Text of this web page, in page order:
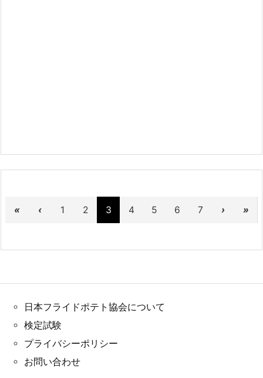
« ‹ 1 2 3 4 5 6 7 › »
日本フライドポテト協会について
検定試験
プライバシーポリシー
お問い合わせ